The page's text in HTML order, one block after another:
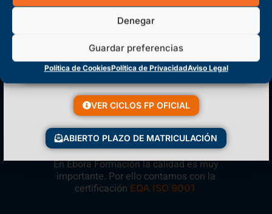
Denegar
Guardar preferencias
Política de CookiesPolítica de PrivacidadAviso Legal
En Ebora Formación la calidad es muy
importante. Por ello contamos con la
certificación EQA ISO 9001
VER CICLOS FP OFICIAL
ABIERTO PLAZO DE MATRICULACIÓN